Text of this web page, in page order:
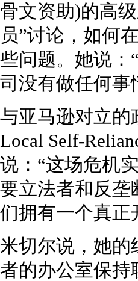
骨文资助)的高
员”讨论，如何
些问题。她说：
司没有做任何事
与亚马逊对立的
Local Self-
说：“这场危机
要立法者和反垄
们拥有一个真正
米切尔说，她的
者的办公室保持